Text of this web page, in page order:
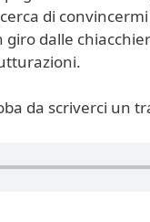
di convincermi
dalle
da scriverci un